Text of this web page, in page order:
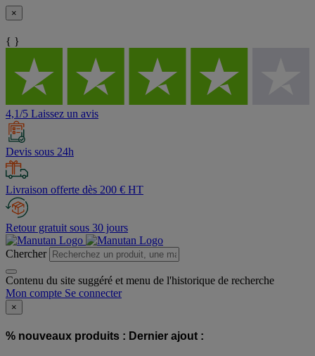
×
{ }
4,1/5 Laissez un avis
Devis sous 24h
Livraison offerte dès 200 € HT
Retour gratuit sous 30 jours
Chercher
Contenu du site suggéré et menu de l'historique de recherche
Mon compte Se connecter
×
% nouveaux produits : Dernier ajout :